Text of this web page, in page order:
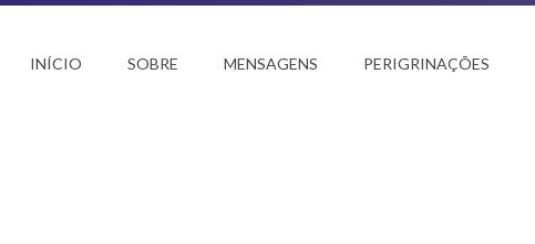
INÍCIO SOBRE MENSAGENS PERIGRINAÇÕES